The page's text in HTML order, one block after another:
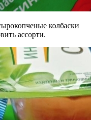
колбаски
ассорти.